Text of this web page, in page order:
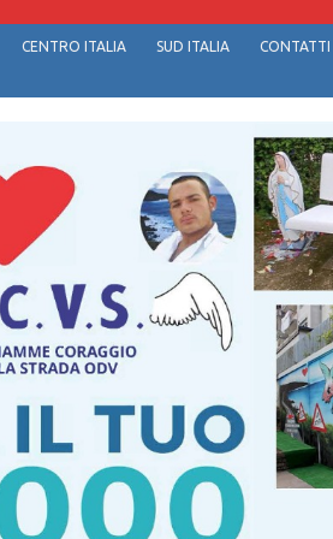
CENTRO ITALIA SUD ITALIA CONTATTI